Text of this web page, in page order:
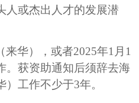
人或杰出人才的发展潜
华），或者2025年1月1
。获资助通知后须辞去海
工作不少于3年。